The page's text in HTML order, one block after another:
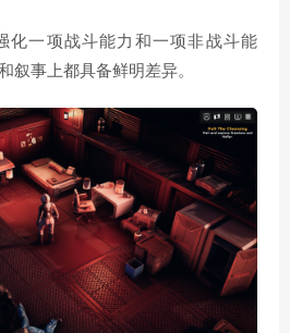
化一项战斗能力和一项非战斗能
叙事上都具备鲜明差异。